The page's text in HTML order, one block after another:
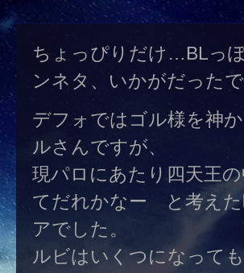
ちょっぴりだけ…BLっ
ンネタ、いかがだった
デフォではゴル様を神
ルさんですが、
現パロにあたり四天王
てだれかなー と考えた
アでした。
ルビはいくつになって